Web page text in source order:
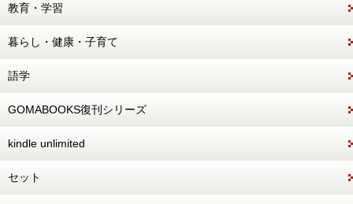
教育・学習
暮らし・健康・子育て
語学
GOMABOOKS復刊シリーズ
kindle unlimited
セット